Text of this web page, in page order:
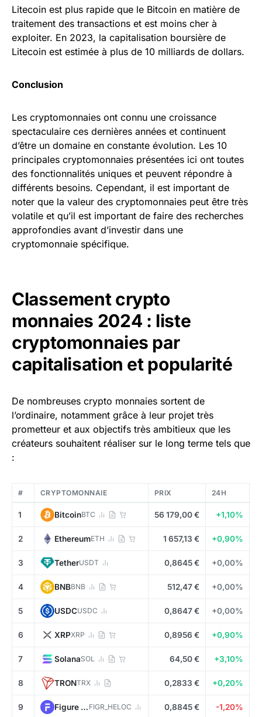
Litecoin est plus rapide que le Bitcoin en matière de
traitement des transactions et est moins cher à
exploiter. En 2023, la capitalisation boursière de
Litecoin est estimée à plus de 10 milliards de dollars.
Conclusion
Les cryptomonnaies ont connu une croissance
spectaculaire ces dernières années et continuent
d’être un domaine en constante évolution. Les 10
principales cryptomonnaies présentées ici ont toutes
des fonctionnalités uniques et peuvent répondre à
différents besoins. Cependant, il est important de
noter que la valeur des cryptomonnaies peut être très
volatile et qu’il est important de faire des recherches
approfondies avant d’investir dans une
cryptomonnaie spécifique.
Classement crypto
monnaies 2024 : liste
cryptomonnaies par
capitalisation et popularité
De nombreuses crypto monnaies sortent de
l’ordinaire, notamment grâce à leur projet très
prometteur et aux objectifs très ambitieux que les
créateurs souhaitent réaliser sur le long terme tels que
:
# CRYPTOMONNAIE PRIX 24H
1 BitcoinBTC 56 179,00 € +1,10%
2 EthereumETH 1 657,13 € +0,90%
3 TetherUSDT 0,8645 € +0,00%
4 BNBBNB 512,47 € +0,00%
5 USDCUSDC 0,8647 € +0,00%
6 XRPXRP 0,8956 € +0,90%
7 SolanaSOL 64,50 € +3,10%
8 TRONTRX 0,2833 € +0,20%
9 Figure Heloc FIGR_HELOC 0,8845 € -1,20%